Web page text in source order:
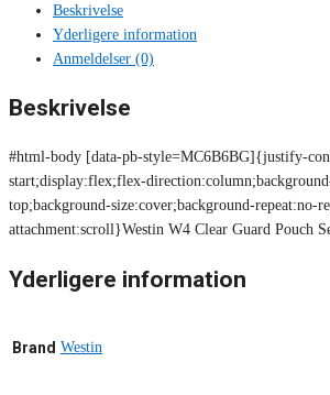
Beskrivelse
Yderligere information
Anmeldelser (0)
Beskrivelse
#html-body [data-pb-style=MC6B6BG]{justify-
start;display:flex;flex-
top;background-size:cover;background-repeat:no-
attachment:scroll}Westin W4 Clear Guard Pouch
Yderligere information
Brand Westin